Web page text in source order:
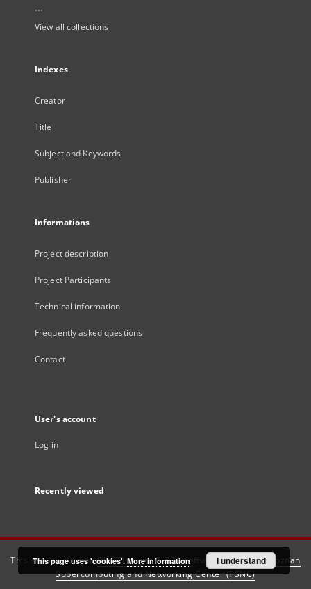
...
View all collections
Indexes
Creator
Title
Subject and Keywords
Publisher
Informations
Project description
Project Participants
Technical information
Frequently asked questions
Contact
User's account
Log in
Recently viewed
This service runs onDInGO dLibra 6.3.21software created by
Poznan
Supercomputing and Networking Center (PSNC)
This page uses 'cookies'. More information I understand